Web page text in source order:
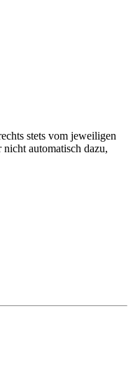
stets vom jeweiligen
automatisch dazu,